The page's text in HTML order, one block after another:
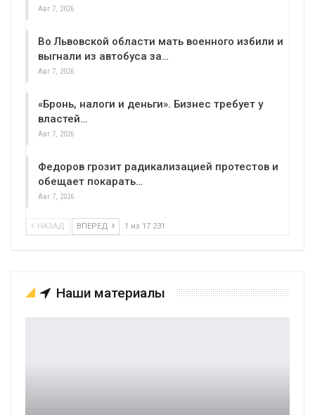
Авг 7, 2026
Во Львовской области мать военного избили и
выгнали из автобуса за…
Авг 7, 2026
«Бронь, налоги и деньги». Бизнес требует у
властей…
Авг 7, 2026
Федоров грозит радикализацией протестов и
обещает покарать…
Авг 7, 2026
НАЗАД ВПЕРЕД 1 из 17 231
Наши материалы